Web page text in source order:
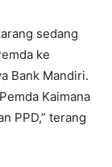
sedang
ke
Bank Mandiri.
Kaimana
PPD,” terang